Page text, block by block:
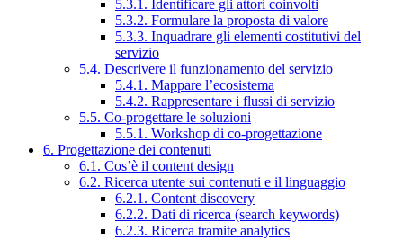
5.3.1. Identificare gli attori coinvolti
5.3.2. Formulare la proposta di valore
5.3.3. Inquadrare gli elementi costitutivi del
servizio
5.4. Descrivere il funzionamento del servizio
5.4.1. Mappare l’ecosistema
5.4.2. Rappresentare i flussi di servizio
5.5. Co-progettare le soluzioni
5.5.1. Workshop di co-progettazione
6. Progettazione dei contenuti
6.1. Cos’è il content design
6.2. Ricerca utente sui contenuti e il linguaggio
6.2.1. Content discovery
6.2.2. Dati di ricerca (search keywords)
6.2.3. Ricerca tramite analytics